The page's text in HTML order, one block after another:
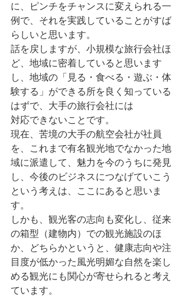
に、ピンチをチャンスに変えられる一
例で、それを実践していることがすば
らしいと思います。
話を戻しますが、小規模な旅行会社ほ
ど、地域に密着していると思います
し、地域の「見る・食べる・遊ぶ・体
験する」ができる所を良く知っている
はずで、大手の旅行会社には
対応できないことです。
現在、苦境の大手の航空会社が社員
を、これまで有名観光地でなかった地
域に派遣して、魅力を今のうちに発見
し、今後のビジネスにつなげていこう
という考えは、ここにあると思いま
す。
しかも、観光客の志向も変化し、従来
の箱型（建物内）での観光施設のほ
か、どちらかというと、健康志向や注
目度が低かった風光明媚な自然を楽し
める観光にも関心が寄せられると考え
ています。